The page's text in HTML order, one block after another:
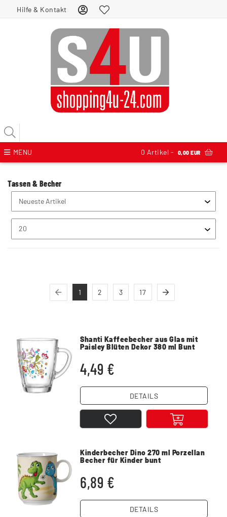
Hilfe & Kontakt
MENU 0 Artikel - 0,00 EUR
Tassen & Becher
1 2 3 17
Shanti Kaffeebecher aus Glas mit
Paisley Blüten Dekor 380 ml Bunt
4,49 €
DETAILS
Kinderbecher Dino 270 ml Porzellan
Becher für Kinder bunt
6,89 €
DETAILS